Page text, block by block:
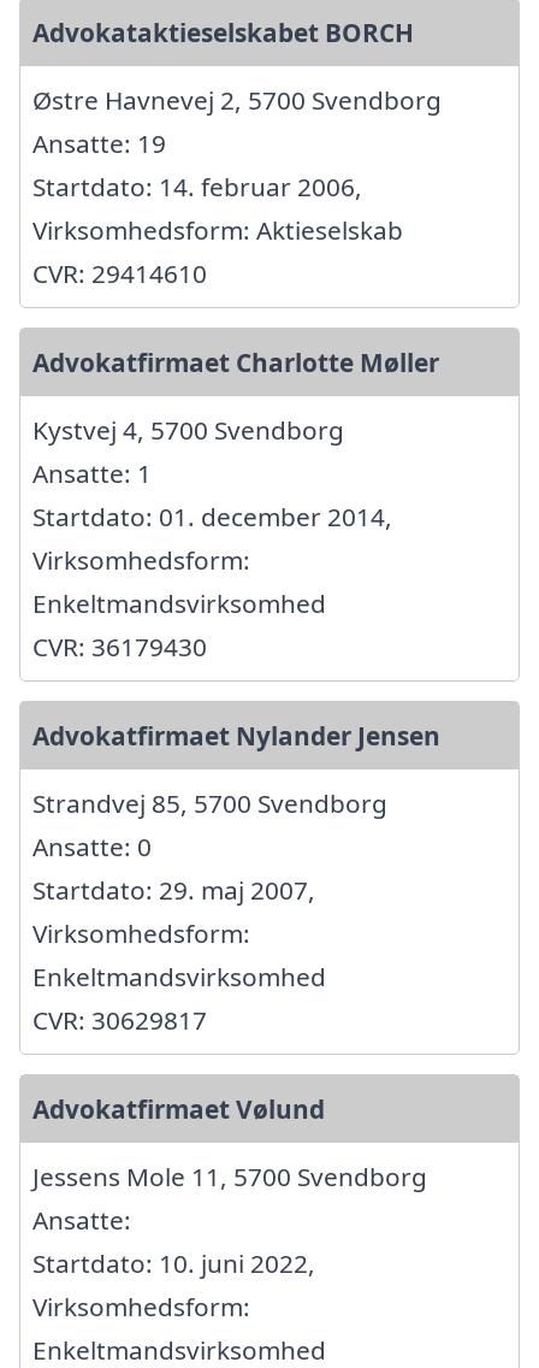
Advokataktieselskabet BORCH
Østre Havnevej 2, 5700 Svendborg
Ansatte: 19
Startdato: 14. februar 2006,
Virksomhedsform: Aktieselskab
CVR: 29414610
Advokatfirmaet Charlotte Møller
Kystvej 4, 5700 Svendborg
Ansatte: 1
Startdato: 01. december 2014,
Virksomhedsform:
Enkeltmandsvirksomhed
CVR: 36179430
Advokatfirmaet Nylander Jensen
Strandvej 85, 5700 Svendborg
Ansatte: 0
Startdato: 29. maj 2007,
Virksomhedsform:
Enkeltmandsvirksomhed
CVR: 30629817
Advokatfirmaet Vølund
Jessens Mole 11, 5700 Svendborg
Ansatte:
Startdato: 10. juni 2022,
Virksomhedsform:
Enkeltmandsvirksomhed